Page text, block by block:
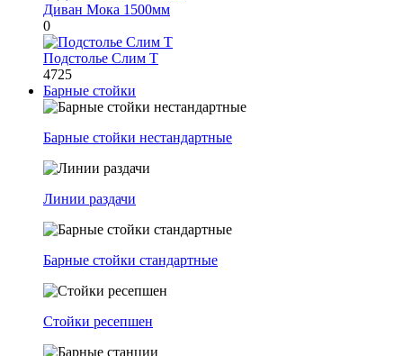
Диван Мока 1500мм
0
Подстолье Слим Т
4725
Барные стойки
Барные стойки нестандартные
Линии раздачи
Барные стойки стандартные
Стойки ресепшен